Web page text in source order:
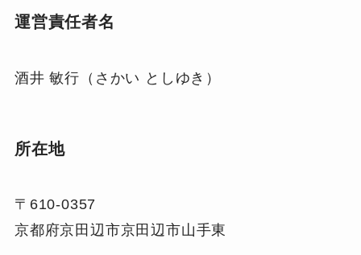
運営責任者名
酒井 敏行（さかい としゆき）
所在地
〒610-0357
京都府京田辺市京田辺市山手東